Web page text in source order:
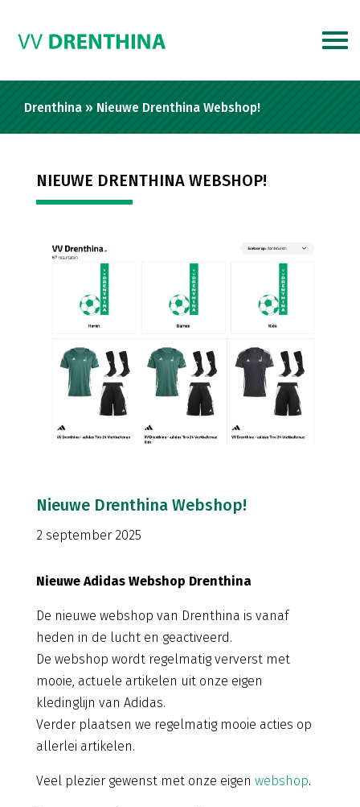
Drenthina » Nieuwe Drenthina Webshop!
NIEUWE DRENTHINA WEBSHOP!
Nieuwe Drenthina Webshop!
2 september 2025
Nieuwe Adidas Webshop Drenthina
De nieuwe webshop van Drenthina is vanaf
heden in de lucht en geactiveerd.
De webshop wordt regelmatig ververst met
mooie, actuele artikelen uit onze eigen
kledinglijn van Adidas.
Verder plaatsen we regelmatig mooie acties op
allerlei artikelen.
Veel plezier gewenst met onze eigen webshop.